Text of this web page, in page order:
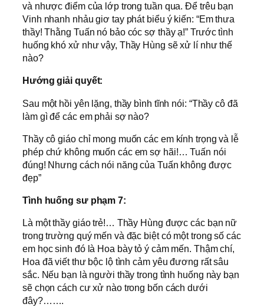
và nhược điểm của lớp trong tuần qua. Để trêu bạn
Vinh nhanh nhảu giơ tay phát biểu ý kiến: “Em thưa
thầy! Thằng Tuấn nó bảo cóc sợ thầy ạ!” Trước tình
huống khó xử như vậy, Thầy Hùng sẽ xử lí như thế
nào?
Hướng giải quyết:
Sau một hồi yên lặng, thầy bình tĩnh nói: “Thầy cô đã
làm gì để các em phải sợ nào?
Thầy cô giáo chỉ mong muốn các em kính trọng và lễ
phép chứ không muốn các em sợ hãi!… Tuấn nói
đúng! Nhưng cách nói năng của Tuấn không được
đẹp”
Tình huống sư phạm 7:
Là một thầy giáo trẻ!… Thầy Hùng được các bạn nữ
trong trường quý mến và đặc biệt có một trong số các
em học sinh đó là Hoa bày tỏ ý cảm mến. Thậm chí,
Hoa đã viết thư bộc lộ tình cảm yêu đương rất sâu
sắc. Nếu bạn là người thầy trong tình huống này bạn
sẽ chọn cách cư xử nào trong bốn cách dưới
đây?…….